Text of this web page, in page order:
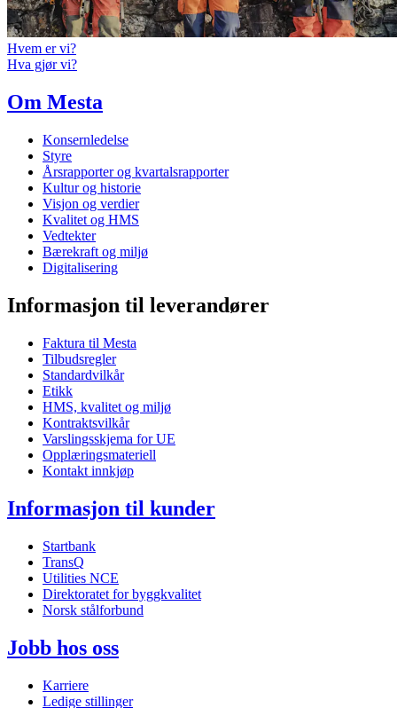
Hvem er vi?
Hva gjør vi?
Om Mesta
Konsernledelse
Styre
Årsrapporter og kvartalsrapporter
Kultur og historie
Visjon og verdier
Kvalitet og HMS
Vedtekter
Bærekraft og miljø
Digitalisering
Informasjon til leverandører
Faktura til Mesta
Tilbudsregler
Standardvilkår
Etikk
HMS, kvalitet og miljø
Kontraktsvilkår
Varslingsskjema for UE
Opplæringsmateriell
Kontakt innkjøp
Informasjon til kunder
Startbank
TransQ
Utilities NCE
Direktoratet for byggkvalitet
Norsk stålforbund
Jobb hos oss
Karriere
Ledige stillinger